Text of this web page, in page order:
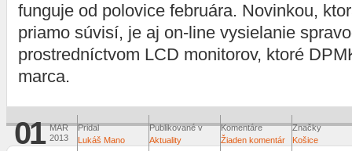
funguje od polovice februára. Novinkou,
priamo súvisí, je aj on-line vysielanie
prostredníctvom LCD monitorov, ktoré
marca.
01 MAR
2013
Pridal
Lukáš Mano
Publikované v
Aktuality
Komentáre
Žiaden komentár
Značky
Košice